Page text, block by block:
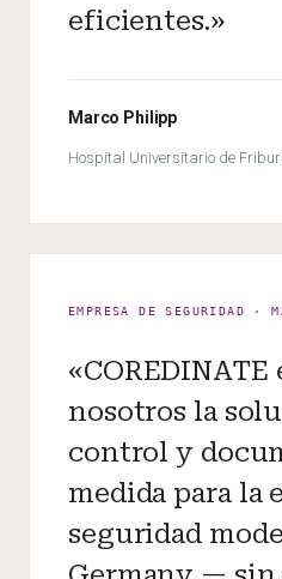
eficientes.»
Marco Philipp
Hospital Universitario de
EMPRESA DE SEGURIDAD ·
«COREDINATE
nosotros la
control y
medida para la
seguridad